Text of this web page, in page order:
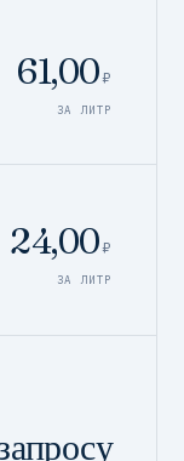
61,00₽
ЗА ЛИТР
24,00₽
ЗА ЛИТР